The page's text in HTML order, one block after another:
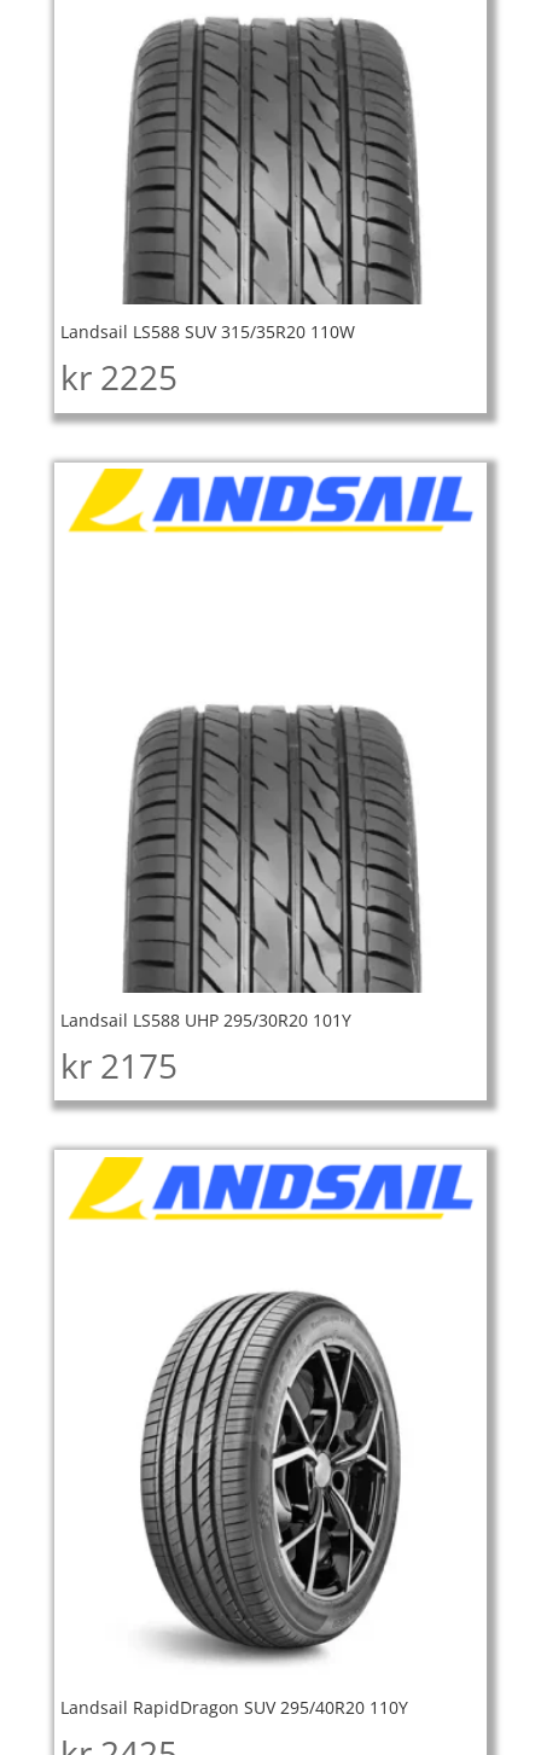
Landsail LS588 SUV 315/35R20 110W
kr 2225
Landsail LS588 UHP 295/30R20 101Y
kr 2175
Landsail RapidDragon SUV 295/40R20 110Y